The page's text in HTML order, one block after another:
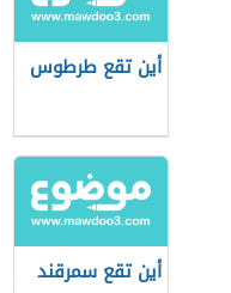
أين تقع طرطوس
أين تقع سمرقند